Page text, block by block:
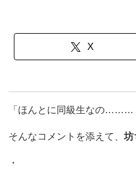
X
「ほんとに同級生なの………
そんなコメントを添えて、 坊
・